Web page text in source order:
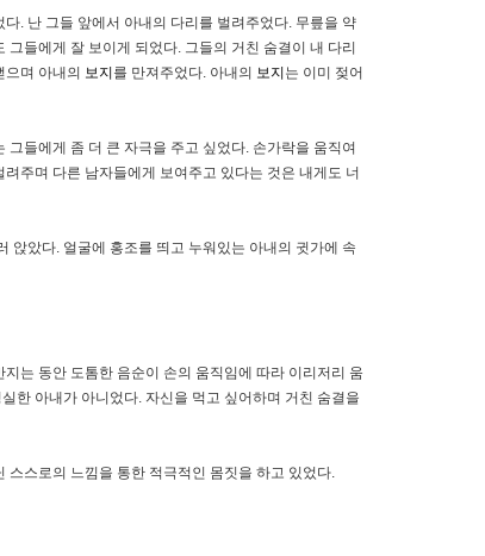
. 난 그들 앞에서 아내의 다리를 벌려주었다. 무릎을 약
그들에게 잘 보이게 되었다. 그들의 거친 숨결이 내 다리
며 아내의 보지 를 만져주었다. 아내의 보지 는 이미 젖어
그들에게 좀 더 큰 자극을 주고 싶었다. 손가락을 움직여
주며 다른 남자들에게 보여주고 있다는 것은 내게도 너
앉았다. 얼굴에 홍조를 띄고 누워있는 아내의 귓가에 속
는 동안 도톰한 음순이 손의 움직임에 따라 이리저리 움
한 아내가 아니었다. 자신을 먹고 싶어하며 거친 숨결을
스로의 느낌을 통한 적극적인 몸짓을 하고 있었다.